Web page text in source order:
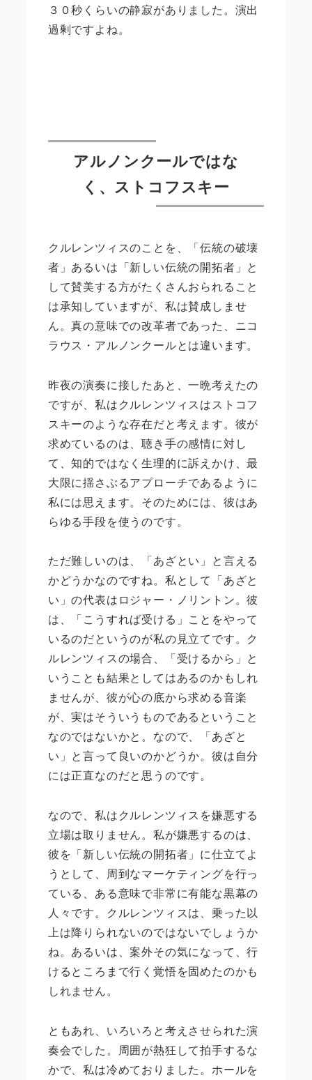
３０秒くらいの静寂がありました。演出
過剰ですよね。
アルノンクールではな
く、ストコフスキー
クルレンツィスのことを、「伝統の破壊
者」あるいは「新しい伝統の開拓者」と
して賛美する方がたくさんおられること
は承知していますが、私は賛成しませ
ん。真の意味での改革者であった、ニコ
ラウス・アルノンクールとは違います。
昨夜の演奏に接したあと、一晩考えたの
ですが、私はクルレンツィスはストコフ
スキーのような存在だと考えます。彼が
求めているのは、聴き手の感情に対し
て、知的ではなく生理的に訴えかけ、最
大限に揺さぶるアプローチであるように
私には思えます。そのためには、彼はあ
らゆる手段を使うのです。
ただ難しいのは、「あざとい」と言える
かどうかなのですね。私として「あざと
い」の代表はロジャー・ノリントン。彼
は、「こうすれば受ける」ことをやって
いるのだというのが私の見立てです。ク
ルレンツィスの場合、「受けるから」と
いうことも結果としてはあるのかもしれ
ませんが、彼が心の底から求める音楽
が、実はそういうものであるということ
なのではないかと。なので、「あざと
い」と言って良いのかどうか。彼は自分
には正直なのだと思うのです。
なので、私はクルレンツィスを嫌悪する
立場は取りません。私が嫌悪するのは、
彼を「新しい伝統の開拓者」に仕立てよ
うとして、周到なマーケティングを行っ
ている、ある意味で非常に有能な黒幕の
人々です。クルレンツィスは、乗った以
上は降りられないのではないでしょうか
ね。あるいは、案外その気になって、行
けるところまで行く覚悟を固めたのかも
しれません。
ともあれ、いろいろと考えさせられた演
奏会でした。周囲が熱狂して拍手するな
かで、私は冷めておりました。ホールを